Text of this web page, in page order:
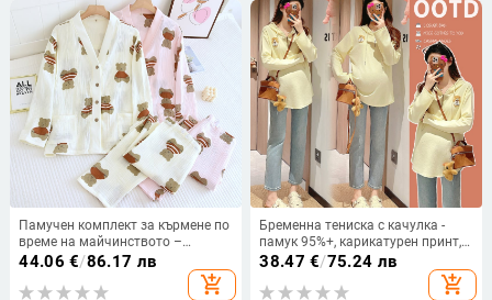
Памучен комплект за кърмене по
време на майчинството –
пижама с дълги ръкави и
панталони, средна плътност на
тъканта
44.06 €/86.17 лв
add_shopping_cart
Бременна тениска с качулка -
памук 95%+, карикатурен принт,
дълги ръкави, кройка редовна
38.47 €/75.24 лв
add_shopping_cart